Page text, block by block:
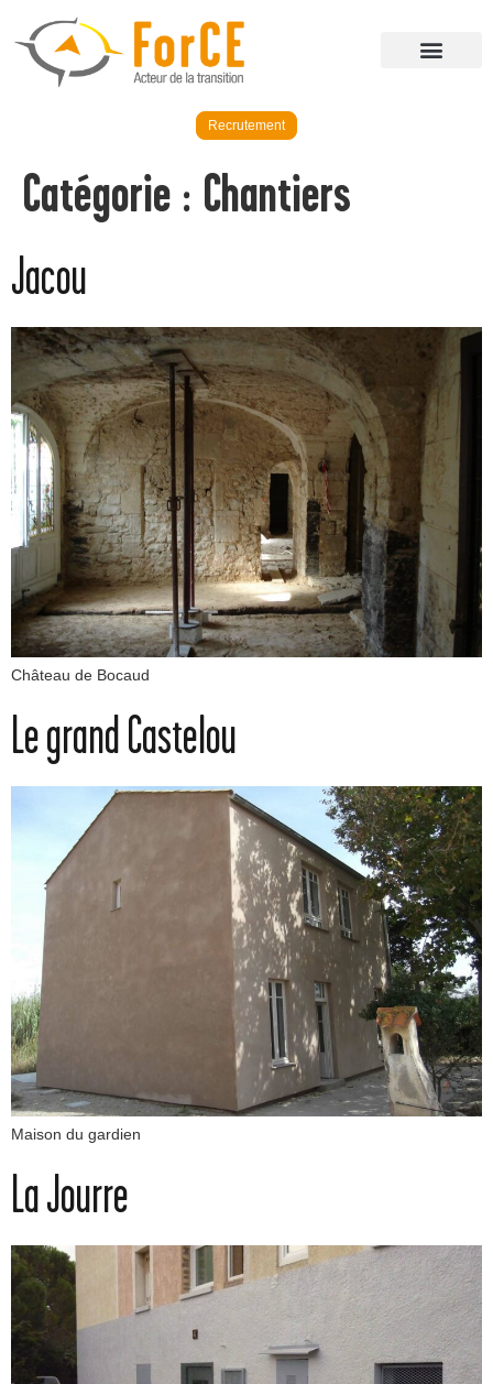
Recrutement
Catégorie : Chantiers
Jacou
Château de Bocaud
Le grand Castelou
Maison du gardien
La Jourre